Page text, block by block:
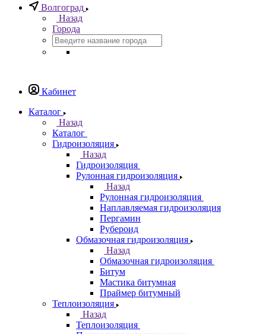
Волгоград
Назад
Города
Кабинет
Каталог
Назад
Каталог
Гидроизоляция
Назад
Гидроизоляция
Рулонная гидроизоляция
Назад
Рулонная гидроизоляция
Наплавляемая гидроизоляция
Пергамин
Рубероид
Обмазочная гидроизоляция
Назад
Обмазочная гидроизоляция
Битум
Мастика битумная
Праймер битумный
Теплоизоляция
Назад
Теплоизоляция